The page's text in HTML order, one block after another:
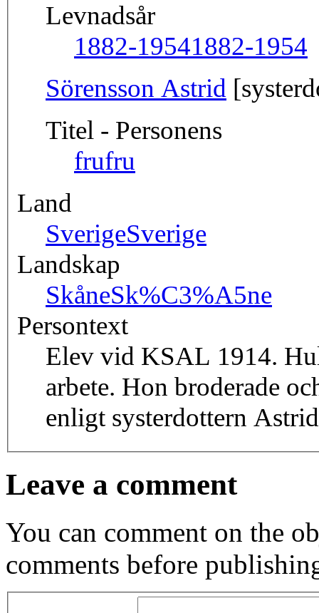
Levnadsår
1882-19541882-1954
Sörensson Astrid
Titel - Personens
frufru
Land
SverigeSverige
Landskap
SkåneSk%C3%A5ne
Persontext
Elev vid KSAL 1914.
arbete. Hon broderade
enligt systerdottern
Leave a comment
You can comment on the
comments before